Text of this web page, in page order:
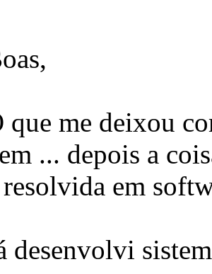
que me deixou
... depois a
em
desenvolvi